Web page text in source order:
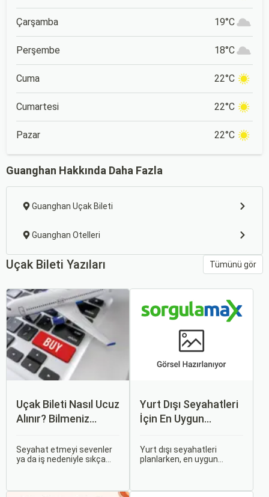
Çarşamba 19°C
Perşembe 18°C
Cuma 22°C
Cumartesi 22°C
Pazar 22°C
Guanghan Hakkında Daha Fazla
Guanghan Uçak Bileti
Guanghan Otelleri
Uçak Bileti Yazıları Tümünü gör
Uçak Bileti Nasıl Ucuz
Alınır? Bilmeniz
Detaylar
Seyahat etmeyi sevenler
ya da iş nedeniyle sıkça
Yurt Dışı Seyahatleri
İçin En Uygun
Yurt dışı seyahatleri
planlarken, en uygun